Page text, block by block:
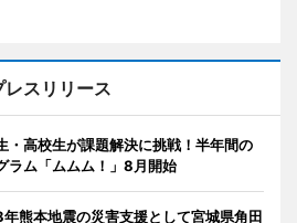
レスリリース
・高校生が課題解決に挑戦！半年間の
ラム「ムムム！」8月開始
年熊本地震の災害支援として宮城県角田